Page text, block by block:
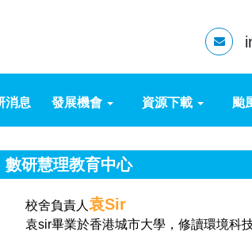
消息 發展機會 資源下載 颱
研慧理教育中心
校舍負責人 袁Sir
袁sir畢業於香港城市大學，修讀環境科